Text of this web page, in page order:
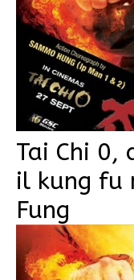
Tai Chi 0,
il kung fu
Fung